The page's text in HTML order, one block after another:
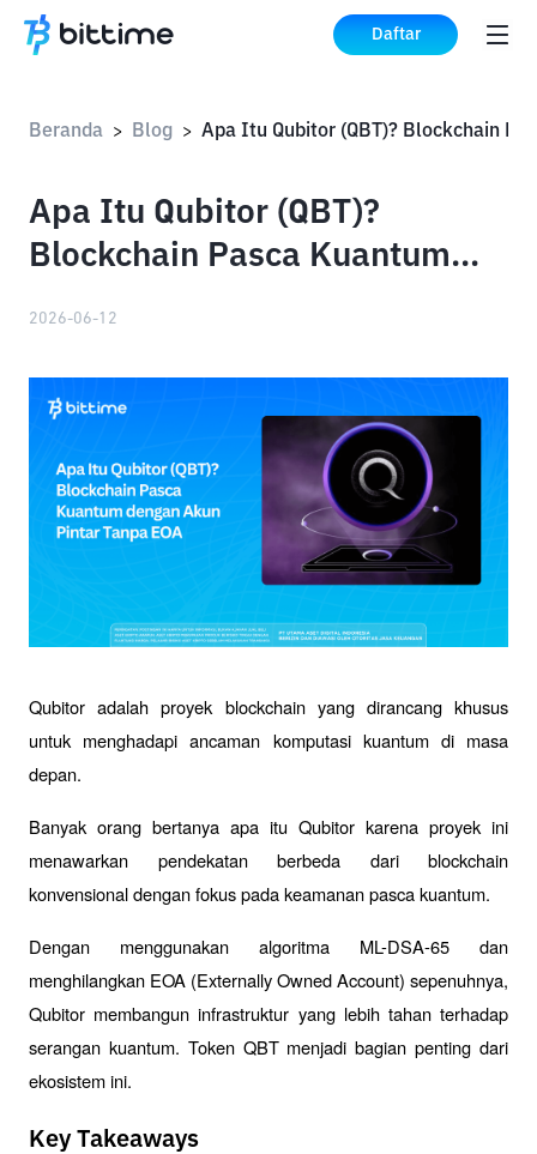
Daftar
Beranda > Blog >
Apa Itu Qubitor (QBT)?
Blockchain Pasca Kuantum
2026-06-12
Qubitor adalah proyek blockchain yang dirancang khusus
untuk menghadapi ancaman komputasi kuantum di masa
depan.
Banyak orang bertanya apa itu Qubitor karena proyek ini
menawarkan pendekatan berbeda dari blockchain
konvensional dengan fokus pada keamanan pasca kuantum.
Dengan menggunakan algoritma ML-DSA-65 dan
menghilangkan EOA (Externally Owned Account) sepenuhnya,
Qubitor membangun infrastruktur yang lebih tahan terhadap
serangan kuantum. Token QBT menjadi bagian penting dari
ekosistem ini.
Key Takeaways